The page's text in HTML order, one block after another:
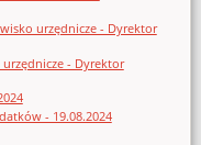
urzędnicze - Dyrektor
- Dyrektor
- 19.08.2024